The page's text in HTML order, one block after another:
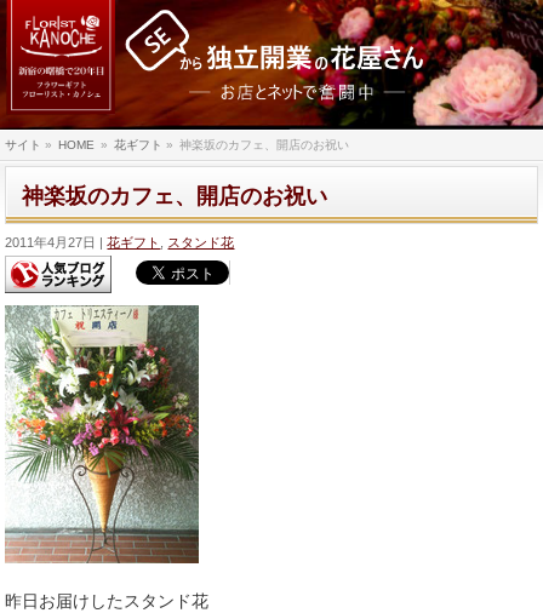
サイト » HOME » 花ギフト » 神楽坂のカフェ、開店のお祝い
神楽坂のカフェ、開店のお祝い
2011年4月27日 花ギフト スタンド花
昨日お届けしたスタンド花